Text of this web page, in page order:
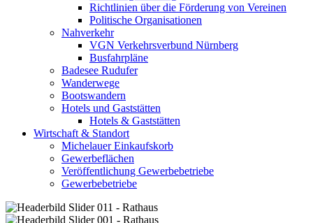
Richtlinien über die Förderung von Vereinen
Politische Organisationen
Nahverkehr
VGN Verkehrsverbund Nürnberg
Busfahrpläne
Badesee Rudufer
Wanderwege
Bootswandern
Hotels und Gaststätten
Hotels & Gaststätten
Wirtschaft & Standort
Michelauer Einkaufskorb
Gewerbeflächen
Veröffentlichung Gewerbebetriebe
Gewerbebetriebe